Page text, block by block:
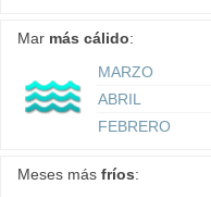
Mar más cálido:
MARZO
ABRIL
FEBRERO
Meses más fríos: